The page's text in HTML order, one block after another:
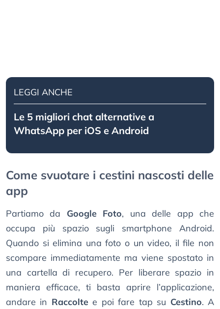
LEGGI ANCHE
Le 5 migliori chat alternative a
WhatsApp per iOS e Android
Come svuotare i cestini nascosti delle
app
Partiamo da Google Foto, una delle app che
occupa più spazio sugli smartphone Android.
Quando si elimina una foto o un video, il file non
scompare immediatamente ma viene spostato in
una cartella di recupero. Per liberare spazio in
maniera efficace, ti basta aprire l’applicazione,
andare in Raccoltee poi fare tap su Cestino. A